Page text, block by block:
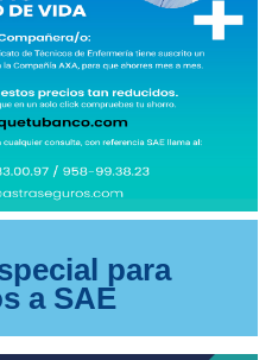
para
a SAE